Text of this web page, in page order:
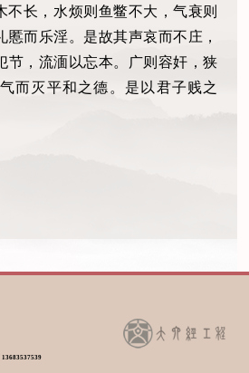
长，水烦则鱼鳖不大，气衰则
慝而乐淫。是故其声哀而不庄，
节，流湎以忘本。广则容奸，狭
而灭平和之德。是以君子贱之
13683537539